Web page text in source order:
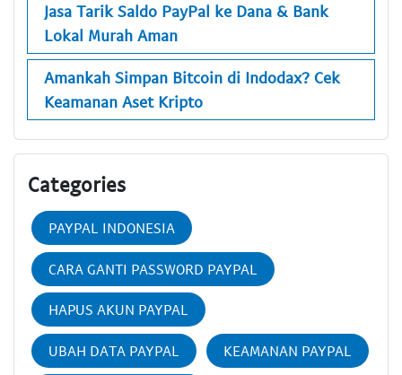
Jasa Tarik Saldo PayPal ke Dana & Bank
Lokal Murah Aman
Amankah Simpan Bitcoin di Indodax? Cek
Keamanan Aset Kripto
Categories
PAYPAL INDONESIA
CARA GANTI PASSWORD PAYPAL
HAPUS AKUN PAYPAL
UBAH DATA PAYPAL KEAMANAN PAYPAL